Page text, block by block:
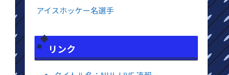
アイスホッケー名選手
リンク